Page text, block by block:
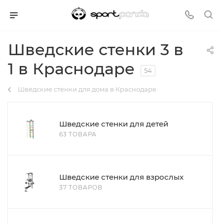
Шведские стенки 3 в
1 в Краснодаре
54
Шведские стенки для дома в Краснодаре
Шведские стенки для детей
63 ТОВАРА
Шведские стенки для взрослых
37 ТОВАРОВ